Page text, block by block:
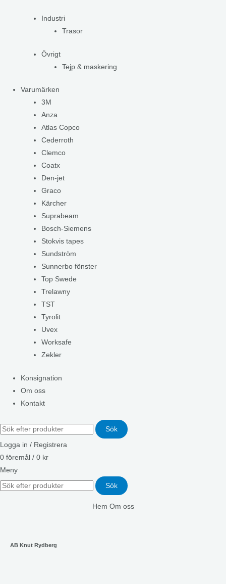
Industri
Trasor
Övrigt
Tejp & maskering
Varumärken
3M
Anza
Atlas Copco
Cederroth
Clemco
Coatx
Den-jet
Graco
Kärcher
Suprabeam
Bosch-Siemens
Stokvis tapes
Sundström
Sunnerbo fönster
Top Swede
Trelawny
TST
Tyrolit
Uvex
Worksafe
Zekler
Konsignation
Om oss
Kontakt
Sök
Logga in / Registrera
0 föremål / 0 kr
Meny
Sök
Hem Om oss
AB Knut Rydberg